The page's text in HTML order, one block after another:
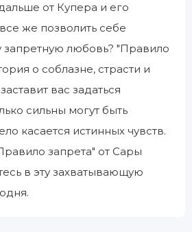
от Купера и его
же позволить себе
запретную любовь? "Правило
о соблазне, страсти и
вас задаться
сильны могут быть
касается истинных чувств.
запрета" от Сары
в эту захватывающую